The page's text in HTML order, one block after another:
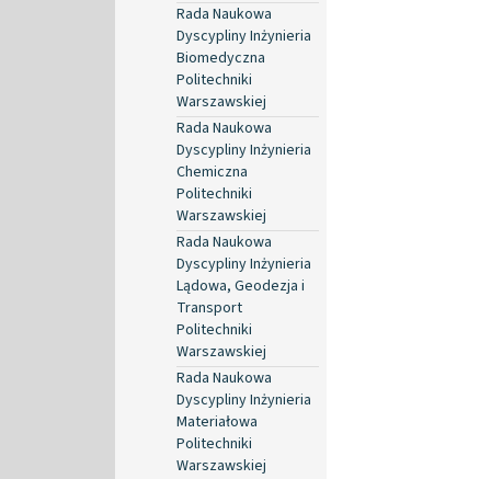
Rada Naukowa
Dyscypliny Inżynieria
Biomedyczna
Politechniki
Warszawskiej
Rada Naukowa
Dyscypliny Inżynieria
Chemiczna
Politechniki
Warszawskiej
Rada Naukowa
Dyscypliny Inżynieria
Lądowa, Geodezja i
Transport
Politechniki
Warszawskiej
Rada Naukowa
Dyscypliny Inżynieria
Materiałowa
Politechniki
Warszawskiej